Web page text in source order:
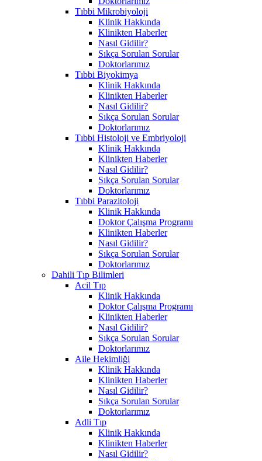
Tıbbi Mikrobiyoloji
Klinik Hakkında
Klinikten Haberler
Nasıl Gidilir?
Sıkça Sorulan Sorular
Doktorlarımız
Tıbbi Biyokimya
Klinik Hakkında
Klinikten Haberler
Nasıl Gidilir?
Sıkça Sorulan Sorular
Doktorlarımız
Tıbbi Histoloji ve Embriyoloji
Klinik Hakkında
Klinikten Haberler
Nasıl Gidilir?
Sıkça Sorulan Sorular
Doktorlarımız
Tıbbi Parazitoloji
Klinik Hakkında
Doktor Çalışma Programı
Klinikten Haberler
Nasıl Gidilir?
Sıkça Sorulan Sorular
Doktorlarımız
Dahili Tıp Bilimleri
Acil Tıp
Klinik Hakkında
Doktor Çalışma Programı
Klinikten Haberler
Nasıl Gidilir?
Sıkça Sorulan Sorular
Doktorlarımız
Aile Hekimliği
Klinik Hakkında
Klinikten Haberler
Nasıl Gidilir?
Sıkça Sorulan Sorular
Doktorlarımız
Adli Tıp
Klinik Hakkında
Klinikten Haberler
Nasıl Gidilir?